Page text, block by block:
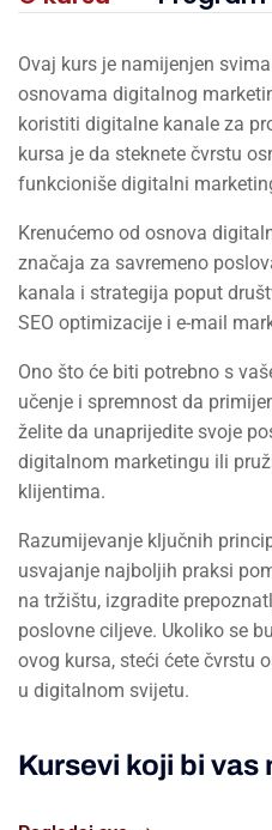
Ovaj kurs je namijenjen
osnovama digitalnog
koristiti digitalne kanale za
kursa je da steknete čvrstu
funkcioniše digitalni
Krenućemo od osnova
značaja za savremeno
kanala i strategija poput
SEO optimizacije i e-mail
Ono što će biti potrebno s
učenje i spremnost da
želite da unaprijedite svoje
digitalnom marketingu ili
klijentima.
Razumijevanje ključnih
usvajanje najboljih praksi
na tržištu, izgradite
poslovne ciljeve. Ukoliko se
ovog kursa, steći ćete čvrstu
u digitalnom svijetu.
Kursevi koji bi vas